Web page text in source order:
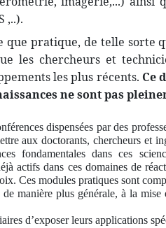
,..).
que pratique, de telle sorte
les chercheurs et
les plus récents. Ce
ne sont pas
dispensées par des
aux doctorants, chercheurs et
fondamentales dans ces
actifs dans ces domaines de
Ces modules pratiques sont
manière plus générale, à la
d’exposer leurs applications